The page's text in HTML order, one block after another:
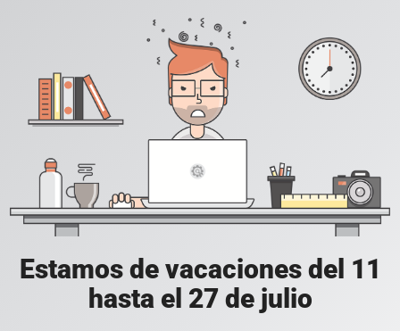
Estamos de vacaciones del 11
hasta el 27 de julio